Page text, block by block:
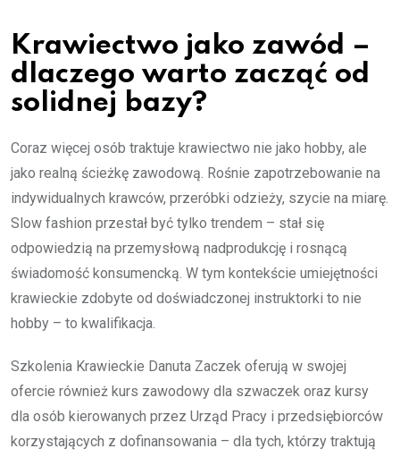
Krawiectwo jako zawód –
dlaczego warto zacząć od
solidnej bazy?
Coraz więcej osób traktuje krawiectwo nie jako hobby, ale
jako realną ścieżkę zawodową. Rośnie zapotrzebowanie na
indywidualnych krawców, przeróbki odzieży, szycie na miarę.
Slow fashion przestał być tylko trendem – stał się
odpowiedzią na przemysłową nadprodukcję i rosnącą
świadomość konsumencką. W tym kontekście umiejętności
krawieckie zdobyte od doświadczonej instruktorki to nie
hobby – to kwalifikacja.
Szkolenia Krawieckie Danuta Zaczek oferują w swojej
ofercie również kurs zawodowy dla szwaczek oraz kursy
dla osób kierowanych przez Urząd Pracy i przedsiębiorców
korzystających z dofinansowania – dla tych, którzy traktują